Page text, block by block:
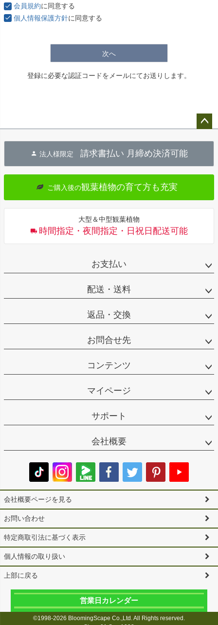
)
会員規約に同意する
個人情報保護方針に同意する
次へ
登録に必要な認証コードをメールにてお送りします。
へ
法人様限定 請求書払い 月締め決済可能
ご購入後の観葉植物の育て方も充実
大型＆中型観葉植物
時間指定・夜間指定・日祝日配送可能
お支払い
配送・送料
返品・交換
お問合せ先
コンテンツ
マイページ
サポート
会社概要
会社概要ページを見る
お問い合わせ
特定商取引法に基づく表示
個人情報の取り扱い
上部に戻る
営業日カレンダー
©1998-2026 BloomingScape Co.,Ltd. All Rights reserved.